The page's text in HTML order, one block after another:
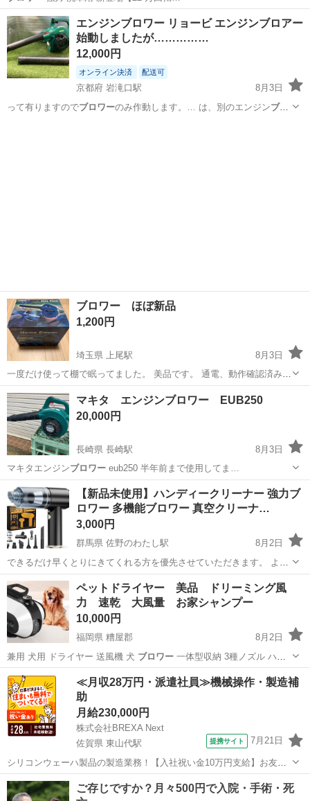
高知 高知市 メンテナンス用品
エンジンブロワー リョービ エンジンブロアー
始動しましたが……………
12,000円
オンライン決済 配送可
京都府 岩滝口駅
8月3日
って有りますのでブロワーのみ作動します。… は、別のエンジンブロ
ブロワー ほぼ新品
1,200円
埼玉県 上尾駅
8月3日
一度だけ使って棚で眠ってました。 美品です。 通電、動作確認済み。
有線なのでバッテリーなくてもすぐ使えます。 指定場所での引き取り
限定
埼玉 上尾市 上尾駅
マキタ エンジンブロワー EUB250
20,000円
長崎県 長崎駅
8月3日
マキタエンジンブロワーeub250 半年前まで使用してま…
長崎 長崎市 長崎駅 その他 エンジンブロワー
【新品未使用】ハンディークリーナー 強力ブ
ロワー 多機能ブロワー 真空クリーナ…
3,000円
群馬県 佐野のわたし駅
8月2日
できるだけ早くとりにきてくれる方を優先させていただきます。 よろ
しくおねがいします。 【25000Pa強力吸引】ボールベアリング式高速
モーターを搭載したハンディ掃除機は、強力な吸引力で手にくっつい
て離れないので、髪の毛、隅...
群馬 高崎市 佐野のわたし駅 生活家電 ブロワー
ペットドライヤー 美品 ドリーミング風
力 速乾 大風量 お家シャンプー
10,000円
福岡県 糟屋郡
8月2日
兼用 犬用 ドライヤー 送風機 犬 ブロワー一体型収納 3種ノズル ハイ
パワー…
福岡 糟屋郡 生活雑貨
≪月収28万円・派遣社員≫機械操作・製造補
助
月給230,000円
株式会社BREXA Next
佐賀県 東山代駅
提携サイト 7月21日
シリコンウェーハ製品の製造業務！【入社祝い金10万円支給】お友達
やカップルとの応募OK◎年間休日129日＆休出なしでプライベート充
実♪業務はクリーンルームで快適作業◎自社正社員登用制度あり★1食
佐賀 伊万里市 東山代駅 その他